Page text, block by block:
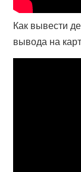
Как вывести
вывода на